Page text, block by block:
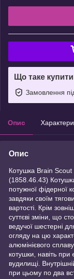
Що таке
Замовлення
Опис
Опис
Котушка Brain
(1858.46.43)
потужної фідерної
завдяки своїм
вартості. Крім
суттєві зміни, що
ведучої шестерні
огляду на цю
алюмінієвого
котушки, навіть
вудилищі.
при цьому по два